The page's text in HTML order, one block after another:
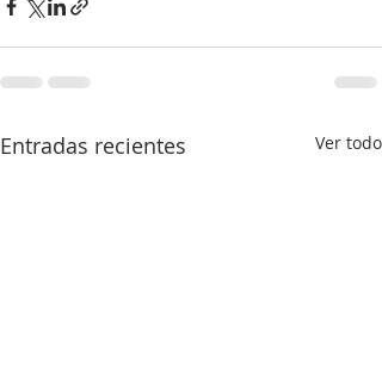
Entradas recientes Ver todo